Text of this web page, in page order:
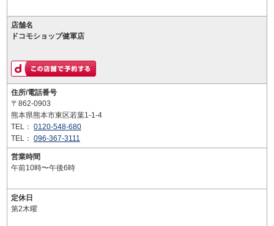
店舗名
ドコモショップ健軍店
住所/電話番号
〒862-0903
熊本県熊本市東区若葉1-1-4
TEL： 0120-548-680
TEL： 096-367-3111
営業時間
午前10時〜午後6時
定休日
第2木曜